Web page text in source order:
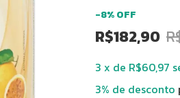
-8%OFF
R$182,90
3 x de R$60,97
3% de desconto